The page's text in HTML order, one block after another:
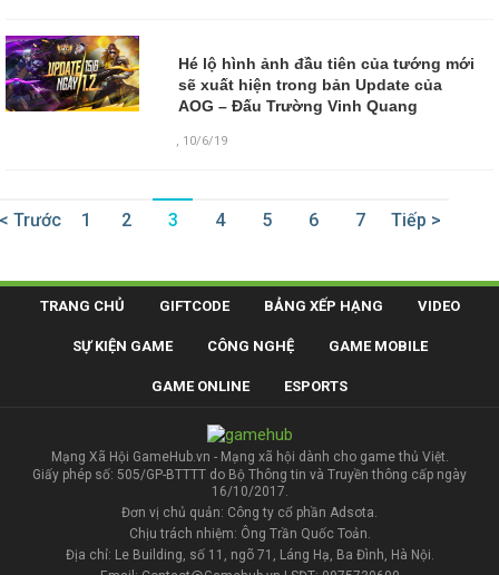
Hé lộ hình ảnh đầu tiên của tướng mới
sẽ xuất hiện trong bản Update của
AOG – Đấu Trường Vinh Quang
, 10/6/19
< Trước 1 2 3 4 5 6 7 Tiếp >
TRANG CHỦ GIFTCODE BẢNG XẾP HẠNG VIDEO
SỰ KIỆN GAME CÔNG NGHỆ GAME MOBILE
GAME ONLINE ESPORTS
Mạng Xã Hội GameHub.vn - Mạng xã hội dành cho game thủ Việt.
Giấy phép số: 505/GP-BTTTT do Bộ Thông tin và Truyền thông cấp ngày
16/10/2017.
Đơn vị chủ quản: Công ty cổ phần Adsota.
Chịu trách nhiệm: Ông Trần Quốc Toản.
Địa chỉ: Le Building, số 11, ngõ 71, Láng Hạ, Ba Đình, Hà Nội.